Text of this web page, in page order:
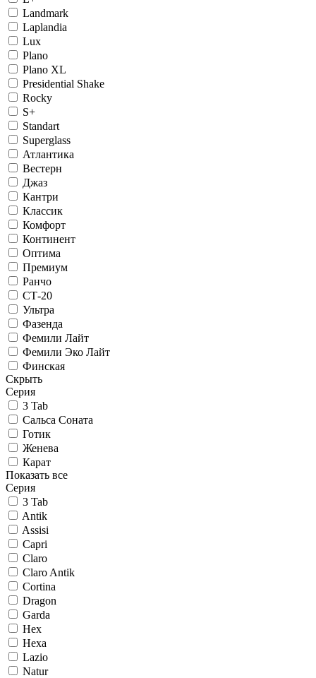
Landmark
Laplandia
Lux
Plano
Plano XL
Presidential Shake
Rocky
S+
Standart
Superglass
Атлантика
Вестерн
Джаз
Кантри
Классик
Комфорт
Континент
Оптима
Премиум
Ранчо
СТ-20
Ультра
Фазенда
Фемили Лайт
Фемили Эко Лайт
Финская
Скрыть
Серия
3 Tab
Сальса Соната
Готик
Женева
Карат
Показать все
Серия
3 Tab
Antik
Assisi
Capri
Claro
Claro Antik
Cortina
Dragon
Garda
Hex
Hexa
Lazio
Natur